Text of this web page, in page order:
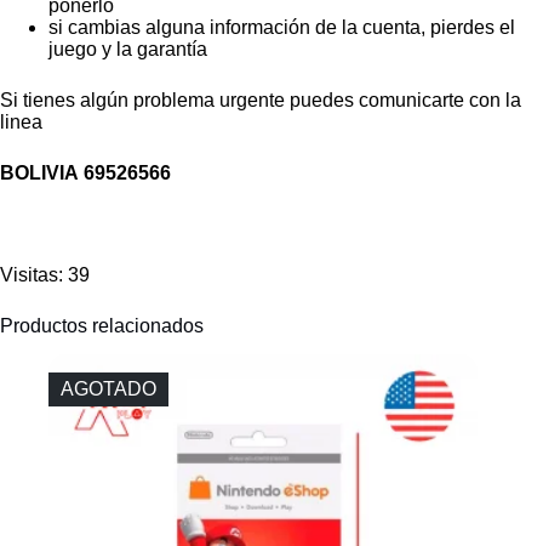
ponerlo
si cambias alguna información de la cuenta, pierdes el
juego y la garantía
Si tienes algún problema urgente puedes comunicarte con la
linea
BOLIVIA 69526566
Visitas: 39
Productos relacionados
AGOTADO